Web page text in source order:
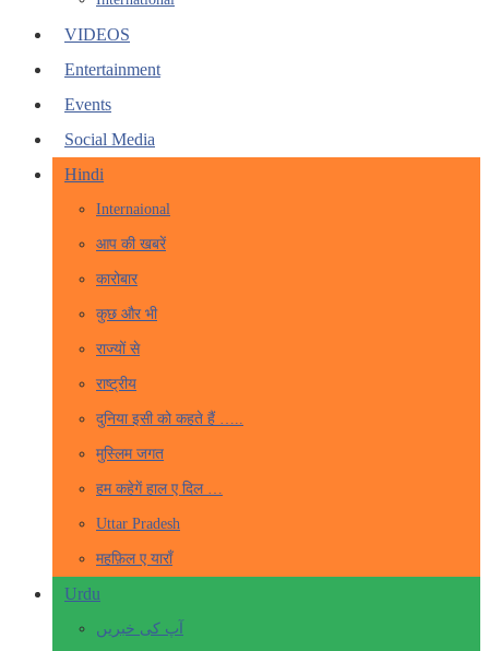
VIDEOS
Entertainment
Events
Social Media
Hindi
Internaional
आप की खबरें
कारोबार
कुछ और भी
राज्यों से
राष्ट्रीय
दुनिया इसी को कहते हैं …..
मुस्लिम जगत
हम कहेगें हाल ए दिल …
Uttar Pradesh
महफ़िल ए याराँ
Urdu
آپ کی خبریں